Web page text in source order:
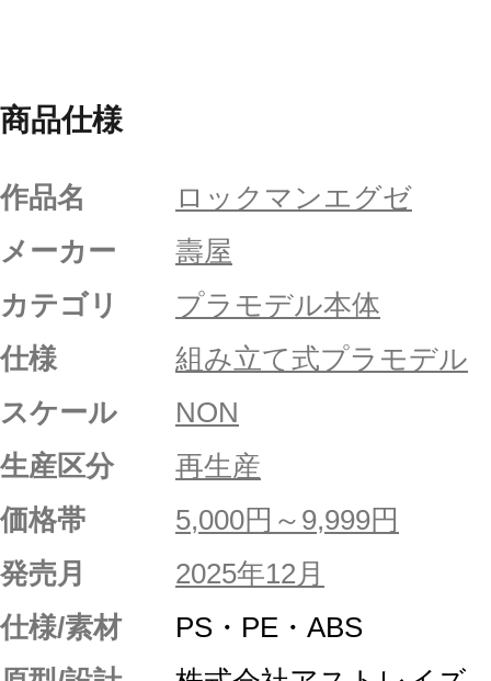
商品仕様
作品名
ロックマンエグゼ
メーカー
壽屋
カテゴリ
プラモデル本体
仕様
組み立て式プラモデル
スケール
NON
生産区分
再生産
価格帯
5,000円～9,999円
発売月
2025年12月
仕様/素材
PS・PE・ABS